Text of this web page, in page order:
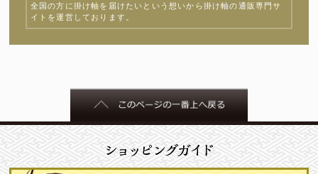
全国の方に掛け軸を届けたいという想いから掛け軸の通販専門サ
イトを運営しております。